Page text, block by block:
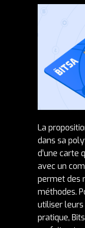
La
dans sa
d’une carte
avec un
permet des
méthodes.
utiliser leurs
pratique,